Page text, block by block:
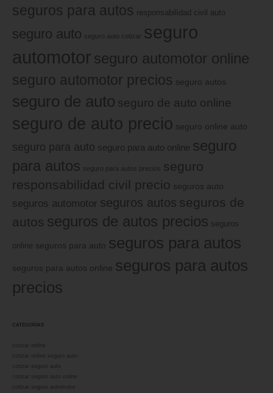
seguros para autos responsabilidad civil auto
seguro auto seguro auto cotizar seguro
automotor seguro automotor online
seguro automotor precios seguro autos
seguro de auto seguro de auto online
seguro de auto precio seguro online auto
seguro para auto seguro para auto online seguro
para autos seguro para autos precios seguro
responsabilidad civil precio seguros auto
seguros automotor seguros autos seguros de
autos seguros de autos precios seguros
online seguros para auto seguros para autos
seguros para autos online seguros para autos
precios
CATEGORÍAS
cotizar online
cotizar online seguro auto
cotizar seguro auto
cotizar seguro auto online
cotizar seguro automotor